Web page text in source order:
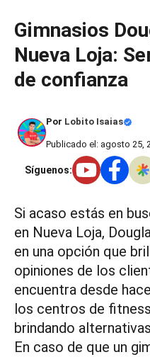
contenido
Gimnasios
Nueva Loja:
de confianza
Por Lobito Isaias
Publicado el: agosto 25,
Síguenos:
Si acaso estás en
en Nueva Loja,
en una opción que
opiniones de los
encuentra desde
los centros de
brindando
En caso de que un